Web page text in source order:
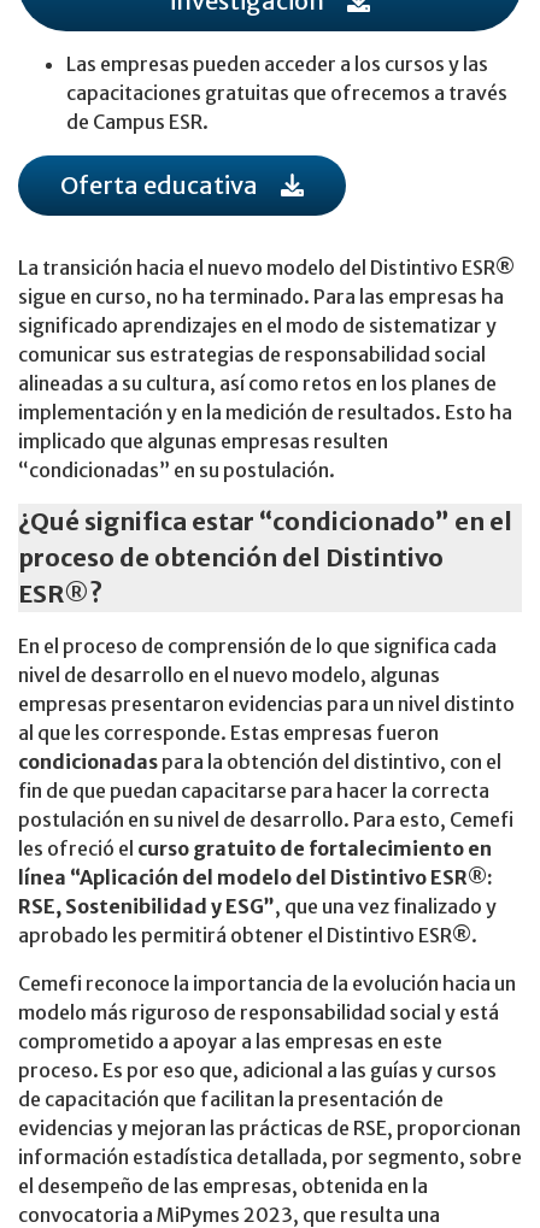
Las empresas pueden acceder a los cursos y las
capacitaciones gratuitas que ofrecemos a través
de Campus ESR.
Oferta educativa
La transición hacia el nuevo modelo del Distintivo ESR®
sigue en curso, no ha terminado. Para las empresas ha
significado aprendizajes en el modo de sistematizar y
comunicar sus estrategias de responsabilidad social
alineadas a su cultura, así como retos en los planes de
implementación y en la medición de resultados. Esto ha
implicado que algunas empresas resulten
“condicionadas” en su postulación.
¿Qué significa estar “condicionado” en el
proceso de obtención del Distintivo
ESR®?
En el proceso de comprensión de lo que significa cada
nivel de desarrollo en el nuevo modelo, algunas
empresas presentaron evidencias para un nivel distinto
al que les corresponde. Estas empresas fueron
condicionadas para la obtención del distintivo, con el
fin de que puedan capacitarse para hacer la correcta
postulación en su nivel de desarrollo. Para esto, Cemefi
les ofreció el curso gratuito de fortalecimiento en
línea “Aplicación del modelo del Distintivo ESR®:
RSE, Sostenibilidad y ESG”, que una vez finalizado y
aprobado les permitirá obtener el Distintivo ESR®.
Cemefi reconoce la importancia de la evolución hacia un
modelo más riguroso de responsabilidad social y está
comprometido a apoyar a las empresas en este
proceso. Es por eso que, adicional a las guías y cursos
de capacitación que facilitan la presentación de
evidencias y mejoran las prácticas de RSE, proporcionan
información estadística detallada, por segmento, sobre
el desempeño de las empresas, obtenida en la
convocatoria a MiPymes 2023, que resulta una